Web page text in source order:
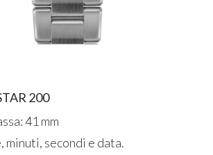
200
41 mm
minuti, secondi e data.